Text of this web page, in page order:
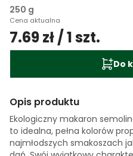
250 g
Cena aktualna
7.69 zł / 1 szt.
Do
Opis produktu
Ekologiczny makaron
to idealna, pełna kolorów
najmłodszych smakoszach